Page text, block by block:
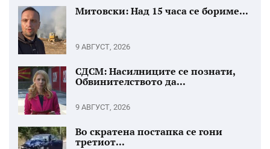
Митовски: Над 15 часа се бориме...
9 АВГУСТ, 2026
СДСМ: Насилниците се познати,
Обвинителството да...
9 АВГУСТ, 2026
Во скратена постапка се гони
третиот...